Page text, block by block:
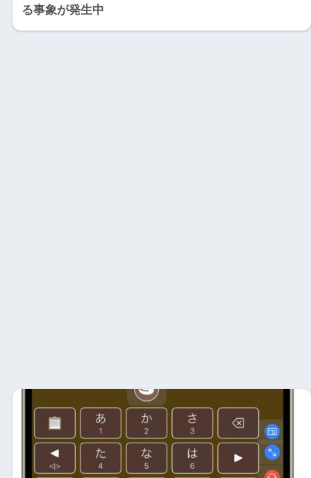
る事象が発生中